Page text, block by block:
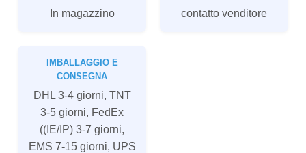
In magazzino contatto venditore
IMBALLAGGIO E
CONSEGNA
DHL 3-4 giorni, TNT
3-5 giorni, FedEx
((IE/IP) 3-7 giorni,
EMS 7-15 giorni, UPS